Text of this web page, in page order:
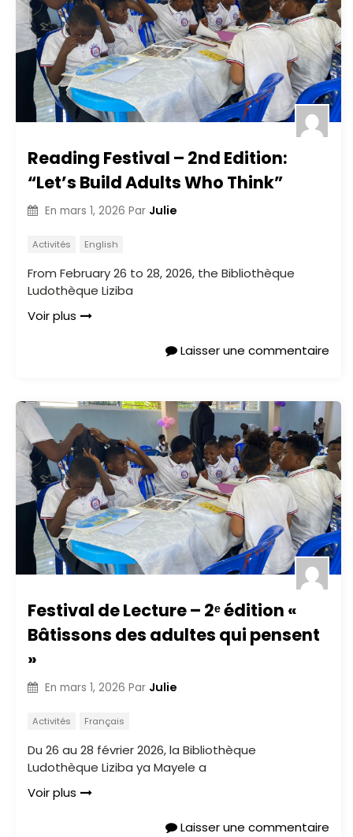
Reading Festival – 2nd Edition:
“Let’s Build Adults Who Think”
En mars 1, 2026 Par Julie
Activités English
From February 26 to 28, 2026, the Bibliothèque
Ludothèque Liziba
Voir plus
Laisser une commentaire
Festival de Lecture – 2ᵉ édition «
Bâtissons des adultes qui pensent
»
En mars 1, 2026 Par Julie
Activités Français
Du 26 au 28 février 2026, la Bibliothèque
Ludothèque Liziba ya Mayele a
Voir plus
Laisser une commentaire